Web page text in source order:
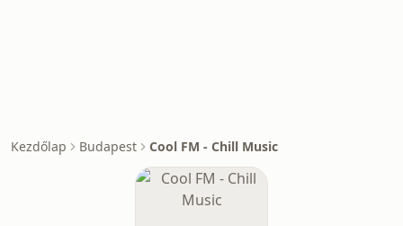
Kezdőlap Budapest Cool FM - Chill Music